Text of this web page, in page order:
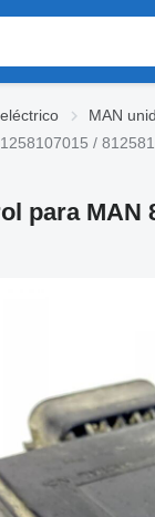
MAN
/
para MAN